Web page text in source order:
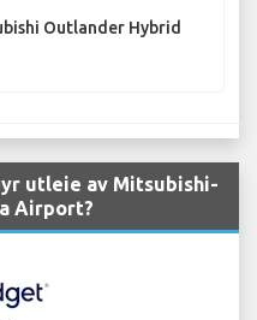
Outlander Hybrid
utleie av Mitsubishi-
Airport?